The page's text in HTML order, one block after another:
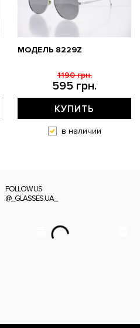
МОДЕЛЬ 8229Z
595 грн.
1190 грн.
КУПИТЬ
в наличии
FOLLOW US
@_GLASSES.UA_